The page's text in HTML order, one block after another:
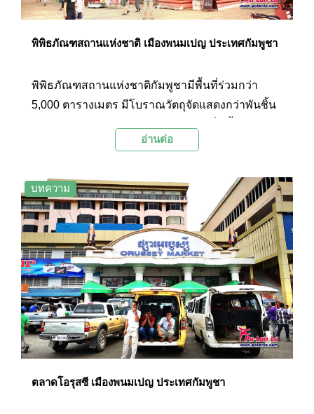
พิพิธภัณฑสถานแห่งชาติ เมืองพนมเปญ ประเทศกัมพูชา
พิพิธภัณฑสถานแห่งชาติกัมพูชามีพื้นที่ร่วมกว่า
5,000 ตารางเมตร มีโบราณวัตถุจัดแสดงกว่าพันชิ้น
โบราณวัตถุที่สำคัญที่จัดแสดงในพิพิธภัณฑ์มีตั้งแต่
หินทรายพระเจ้าชัยวรมันที่ 7 ผู้ยิ่งใหญ่ , รูปสลัก
หินทรายพระยมจากเมืองพระนครหลวง หรือภาพ
สลักพระโพธิสัตว์อวโลกิเตศวรปางแสดงปาฎิหาริย์
จากปราสาทบันทายฉมาร์ เป็นต้น
อ่านต่อ
บทความ
ตลาดโอรุสซี เมืองพนมเปญ ประเทศกัมพูชา